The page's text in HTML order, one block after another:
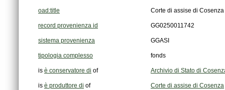
oad:title Corte di assise di Cosenza
record provenienza id GG0250011742
sistema provenienza GGASI
tipologia complesso fonds
is è conservatore di of Archivio di Stato di
is è produttore di of Corte di assise di Cosenza